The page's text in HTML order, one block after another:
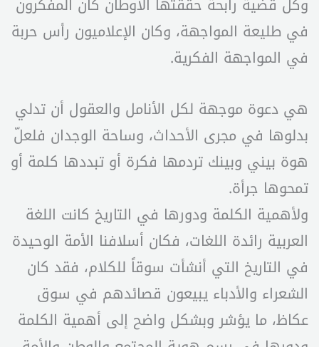
في طليعة المواجهة، وكان الإعلاميون رأس حربة
في المواجهة الفكرية.
هي دعوة موجهة لكل الأنامل والعقول أن تدلي
بدلوها في مجرى الأحداث، وساحة الوجدان فلعلّ
هوة بيني وبينك تردمها فكرة أو تبددها كلمة أو
تمحوها جرأة.
ولأهمية الكلمة ودورها في التاريخ كانت اللغة
العربية رائدة اللغات، فكان أسلافنا الأمة الوحيدة
في التاريخ التي أنشأت سوقاً للكلام، فقد كان
الشعراء والأدباء يبيعون قصائدهم في سوق
عكاظ، ما يؤشر وبشكل واضح إلى أهمية الكلمة